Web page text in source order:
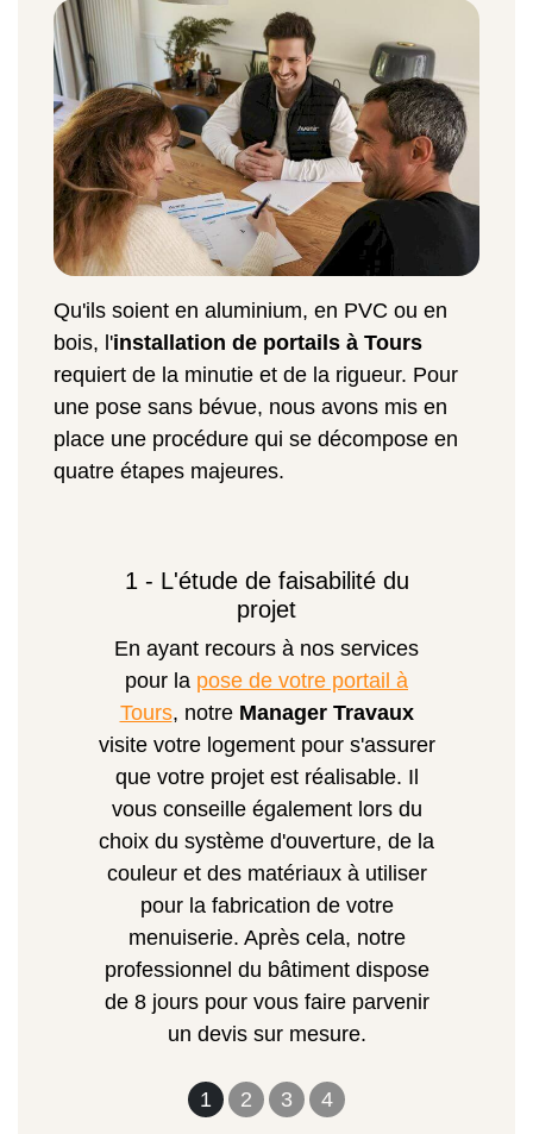
Qu'ils soient en aluminium, en PVC ou en
bois, l'installation de portails à Tours
requiert de la minutie et de la rigueur. Pour
une pose sans bévue, nous avons mis en
place une procédure qui se décompose en
quatre étapes majeures.
1 2 3 4
1 - L'étude de faisabilité du
projet
En ayant recours à nos services
pour la pose de votre portail à
Tours, notre Manager Travaux
visite votre logement pour s'assurer
que votre projet est réalisable. Il
vous conseille également lors du
choix du système d'ouverture, de la
couleur et des matériaux à utiliser
pour la fabrication de votre
menuiserie. Après cela, notre
professionnel du bâtiment dispose
de 8 jours pour vous faire parvenir
un devis sur mesure.